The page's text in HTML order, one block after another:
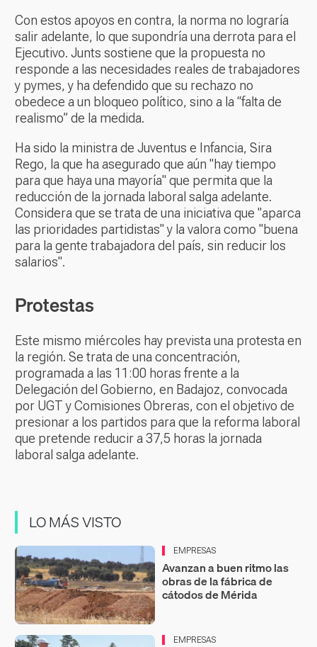
Con estos apoyos en contra, la norma no lograría
salir adelante, lo que supondría una derrota para el
Ejecutivo. Junts sostiene que la propuesta no
responde a las necesidades reales de trabajadores
y pymes, y ha defendido que su rechazo no
obedece a un bloqueo político, sino a la “falta de
realismo” de la medida.
Ha sido la ministra de Juventus e Infancia, Sira
Rego, la que ha asegurado que aún "hay tiempo
para que haya una mayoría" que permita que la
reducción de la jornada laboral salga adelante.
Considera que se trata de una iniciativa que "aparca
las prioridades partidistas" y la valora como "buena
para la gente trabajadora del país, sin reducir los
salarios".
Protestas
Este mismo miércoles hay prevista una protesta en
la región. Se trata de una concentración,
programada a las 11:00 horas frente a la
Delegación del Gobierno, en Badajoz, convocada
por UGT y Comisiones Obreras, con el objetivo de
presionar a los partidos para que la reforma laboral
que pretende reducir a 37,5 horas la jornada
laboral salga adelante.
LO MÁS VISTO
EMPRESAS
Avanzan a buen ritmo las
obras de la fábrica de
cátodos de Mérida
EMPRESAS